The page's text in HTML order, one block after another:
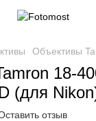
Объективы
18-
(для
отзыв